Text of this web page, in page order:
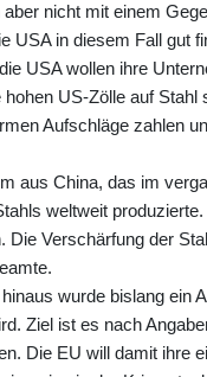
nicht mit einem
USA in diesem Fall gut
USA wollen ihre
US-Zölle auf
Aufschläge zahlen
aus China, das im
weltweit
Die Verschärfung der
wurde bislang ein
Ziel ist es nach
Die EU will damit ihre